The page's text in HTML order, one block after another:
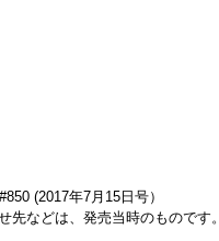
(2017年7月15日号）
先などは、発売当時のものです。